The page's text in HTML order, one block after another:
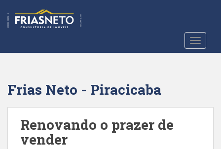
t
Frias Neto - Piracicaba
Renovando o prazer de
vender